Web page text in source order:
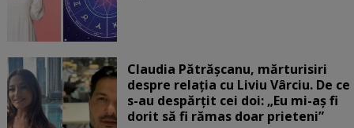
Claudia Pătrășcanu, mărturisiri
despre relația cu Liviu Vârciu. De ce
s-au despărțit cei doi: „Eu mi-aș fi
dorit să fi rămas doar prieteni”